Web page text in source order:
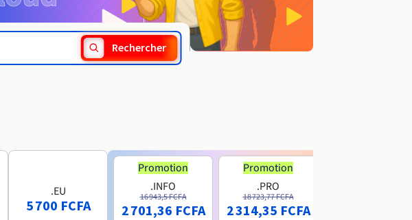
Rechercher
.EU
5 700 FCFA
Promotion
.INFO
16 943,5 FCFA
2 701,36 FCFA
Promotion
.PRO
18 723,77 FCFA
2 314,35 FCFA